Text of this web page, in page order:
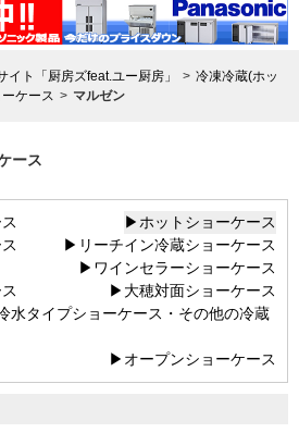
ト「厨房ズfeat.ユー厨房」
冷凍冷蔵(ホッ
ケース マルゼン
ース
▶ホットショーケース
▶リーチイン冷蔵ショーケース
▶ワインセラーショーケース
▶大穂対面ショーケース
水タイプショーケース・その他の冷蔵
▶オープンショーケース